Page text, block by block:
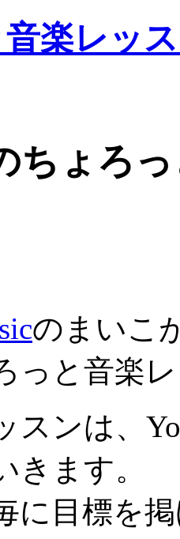
楽レッ
ちょろ
のまいこ
っと音楽
スンは、
きます。
に目標を